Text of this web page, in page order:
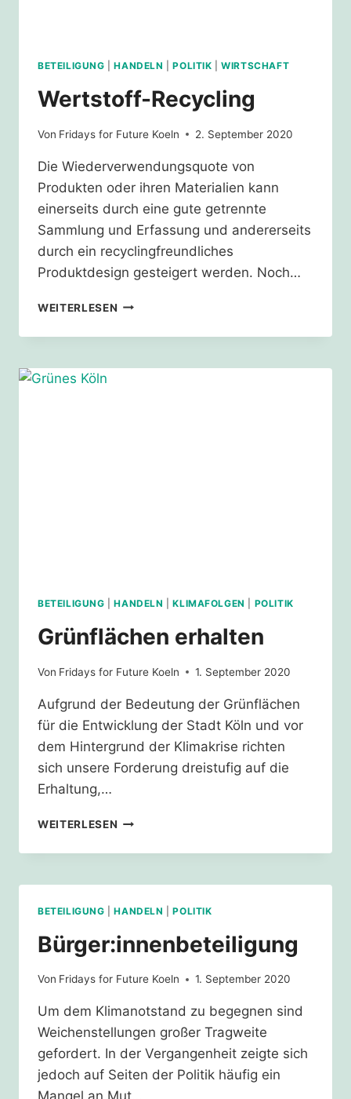
BETEILIGUNG |HANDELN |POLITIK |WIRTSCHAFT
Wertstoff-Recycling
Von Fridays for Future Koeln 2. September 2020
Die Wiederverwendungsquote von
Produkten oder ihren Materialien kann
einerseits durch eine gute getrennte
Sammlung und Erfassung und andererseits
durch ein recyclingfreundliches
Produktdesign gesteigert werden. Noch…
WEITERLESEN WERTSTOFF-
BETEILIGUNG |HANDELN |KLIMAFOLGEN POLITIK
Grünflächen erhalten
Von Fridays for Future Koeln 1. September 2020
Aufgrund der Bedeutung der Grünflächen
für die Entwicklung der Stadt Köln und vor
dem Hintergrund der Klimakrise richten
sich unsere Forderung dreistufig auf die
Erhaltung,…
WEITERLESEN GRÜNFLÄCHEN
BETEILIGUNG |HANDELN |POLITIK
Bürger:innenbeteiligung
Von Fridays for Future Koeln 1. September 2020
Um dem Klimanotstand zu begegnen sind
Weichenstellungen großer Tragweite
gefordert. In der Vergangenheit zeigte sich
jedoch auf Seiten der Politik häufig ein